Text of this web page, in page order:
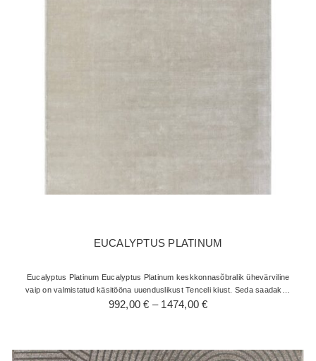
EUCALYPTUS PLATINUM
Eucalyptus Platinum Eucalyptus Platinum keskkonnasõbralik ühevärviline
vaip on valmistatud käsitööna uuenduslikust Tenceli kiust. Seda saadakse
eukalüptpuittselluloosi regenereerimisel. Hüpoallergeenne, hingav ja
992,00€ – 1474,00€Hinnavahemik:
1474,00 €